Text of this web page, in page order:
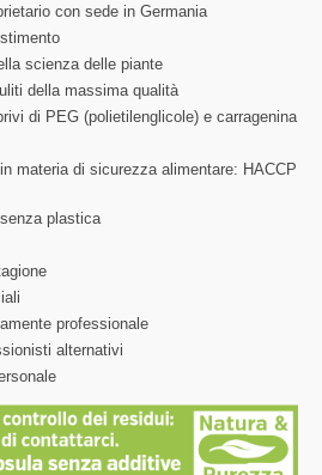
con sede in Germania
scienza delle piante
della massima qualità
di PEG (polietilenglicole) e carragenina
materia di sicurezza alimentare: HACCP
plastica
professionale
alternativi